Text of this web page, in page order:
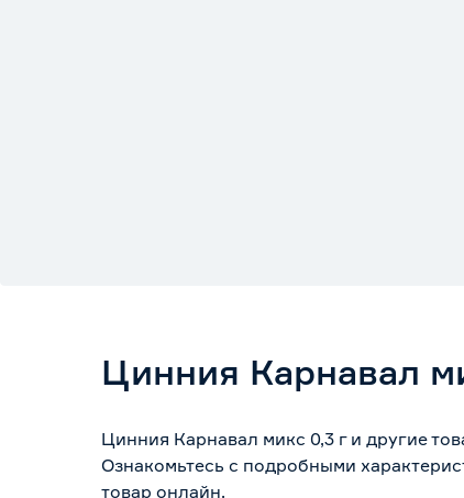
Цинния Карнавал
Цинния Карнавал микс 0,3 г и другие
Ознакомьтесь с подробными
товар онлайн.